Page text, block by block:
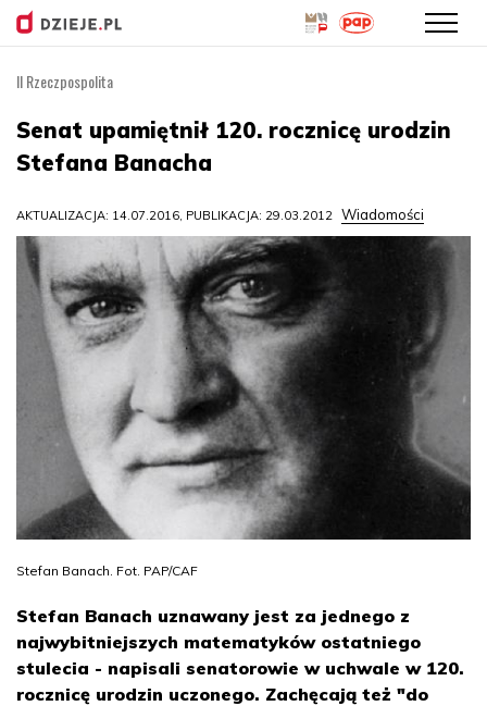
treści
II Rzeczpospolita
Senat upamiętnił 120. rocznicę urodzin
Stefana Banacha
AKTUALIZACJA: 14.07.2016, PUBLIKACJA: 29.03.2012 Wiadomości
Stefan Banach. Fot. PAP/CAF
Stefan Banach uznawany jest za jednego z
najwybitniejszych matematyków ostatniego
stulecia - napisali senatorowie w uchwale w 120.
rocznicę urodzin uczonego. Zachęcają też "do